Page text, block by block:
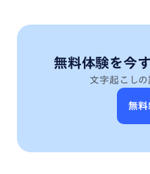
無料体験を今
文字起こし
無料